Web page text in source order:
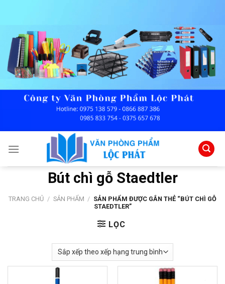
content
Bút chì gỗ Staedtler
TRANG CHỦ / SẢN PHẨM / SẢN PHẨM ĐƯỢC GẮN THẺ “BÚT CHÌ GỖ
STAEDTLER”
LỌC